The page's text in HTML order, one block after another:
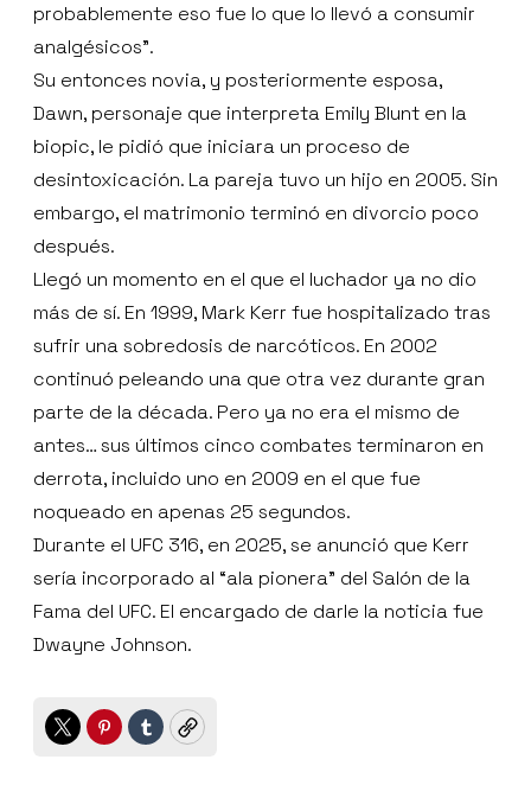
probablemente eso fue lo que lo llevó a consumir
analgésicos”.
Su entonces novia, y posteriormente esposa,
Dawn, personaje que interpreta Emily Blunt en la
biopic, le pidió que iniciara un proceso de
desintoxicación. La pareja tuvo un hijo en 2005. Sin
embargo, el matrimonio terminó en divorcio poco
después.
Llegó un momento en el que el luchador ya no dio
más de sí. En 1999, Mark Kerr fue hospitalizado tras
sufrir una sobredosis de narcóticos. En 2002
continuó peleando una que otra vez durante gran
parte de la década. Pero ya no era el mismo de
antes… sus últimos cinco combates terminaron en
derrota, incluido uno en 2009 en el que fue
noqueado en apenas 25 segundos.
Durante el UFC 316, en 2025, se anunció que Kerr
sería incorporado al “ala pionera” del Salón de la
Fama del UFC. El encargado de darle la noticia fue
Dwayne Johnson.
TwitterPinterest
TumblrCopy